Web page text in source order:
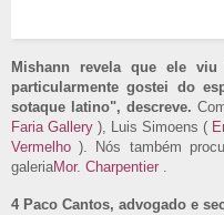
Mishann revela que ele
particularmente gostei do
sotaque latino", descreve.
Faria Gallery ), Luis Simoens (
Vermelho ). Nós também
galeriaMor. Charpentier .
4 Paco Cantos, advogado e